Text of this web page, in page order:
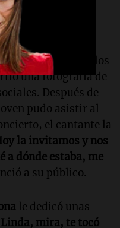
cantando de
show.
llegaron a los
una fotografía de
Después de
pudo asistir al
el cantante la
la invitamos y nos
a dónde estaba, me
a su público.
le dedicó unas
mira, te tocó